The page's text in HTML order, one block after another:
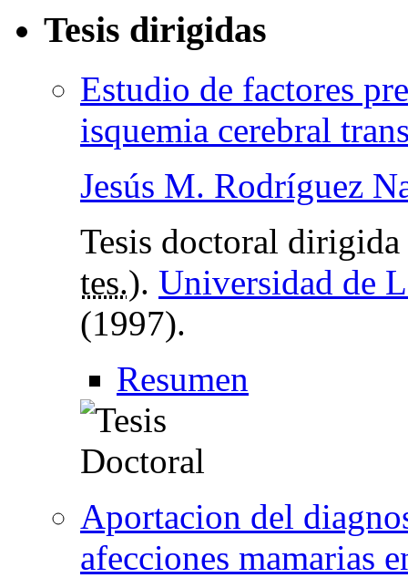
Tesis dirigidas
Estudio de factores
isquemia cerebral
Jesús M. Rodríguez
Tesis doctoral
tes.). Universidad de
(1997).
Resumen
Aportacion del
afecciones mamarias